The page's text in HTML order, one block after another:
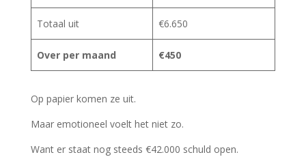
Totaal uit €6.650
Over per maand €450
Op papier komen ze uit.
Maar emotioneel voelt het niet zo.
Want er staat nog steeds €42.000 schuld open.